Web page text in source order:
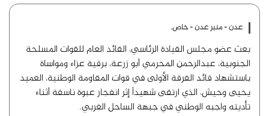
عدن - منبر عدن - خاص.
بعث عضو مجلس القيادة الرئاسي، القائد العام للقوات المسلحة
الجنوبية، عبدالرحمن المحرمي أبو زرعة، برقية عزاء ومواساة
باستشهاد قائد الفرقة الأولى في قوات المقاومة الوطنية، العميد
يحيى وحيش، الذي ارتقى شهيداً إثر انفجار عبوة ناسفة أثناء
تأديته واجبه الوطني في جبهة الساحل الغربي.